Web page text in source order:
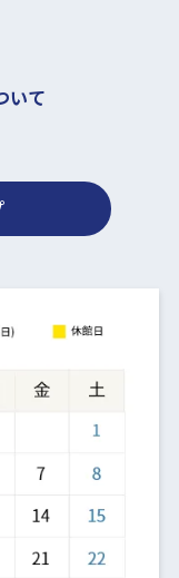
いて